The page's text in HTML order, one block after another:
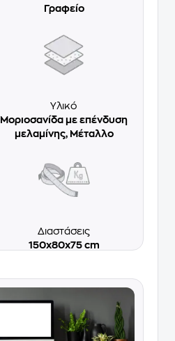
Γραφείο
Υλικό
Μοριοσανίδα με επένδυση
μελαμίνης, Μέταλλο
Διαστάσεις
150x80x75 cm